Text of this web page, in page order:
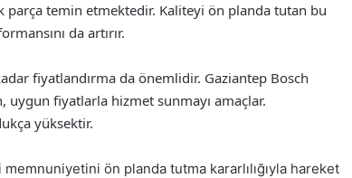
temin etmektedir. Kaliteyi ön planda tutan bu
da artırır.
fiyatlandırma da önemlidir. Gaziantep Bosch
uygun fiyatlarla hizmet sunmayı amaçlar.
yüksektir.
ön planda tutma kararlılığıyla hareket